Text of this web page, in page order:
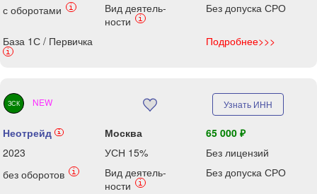
с оборотами
i
Вид деятель-
ности
i
Без допуска СРО
База 1С / Первичка
i
Подробнее>>>
ЗСК NEW Узнать ИНН
Неотрейд i Москва
65 000 ₽
2023
УСН 15%
Без лицензий
без оборотов
i
Вид деятель-
ности
i
Без допуска СРО